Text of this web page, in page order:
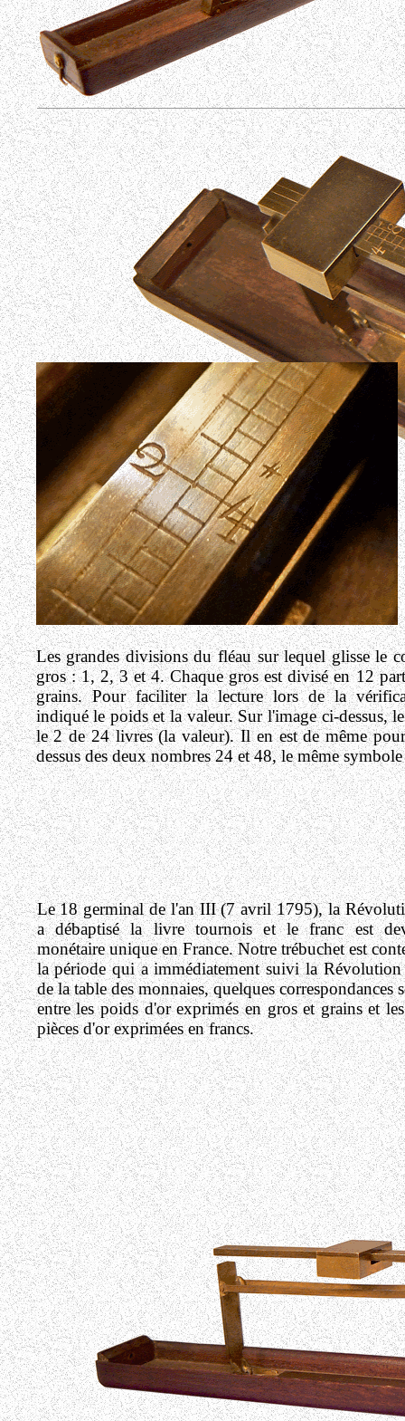
Les grandes divisions du fléau sur lequel glisse le
gros : 1, 2, 3 et 4. Chaque gros est divisé en 12
grains. Pour faciliter la lecture lors de la
indiqué le poids et la valeur. Sur l'image ci-dessus,
le 2 de 24 livres (la valeur). Il en est de même
dessus des deux nombres 24 et 48, le même
Le 18 germinal de l'an III (7 avril 1795), la
a débaptisé la livre tournois et le franc est
monétaire unique en France. Notre trébuchet est
la période qui a immédiatement suivi la Révolution
de la table des monnaies, quelques correspondances
entre les poids d'or exprimés en gros et grains et
pièces d'or exprimées en francs.